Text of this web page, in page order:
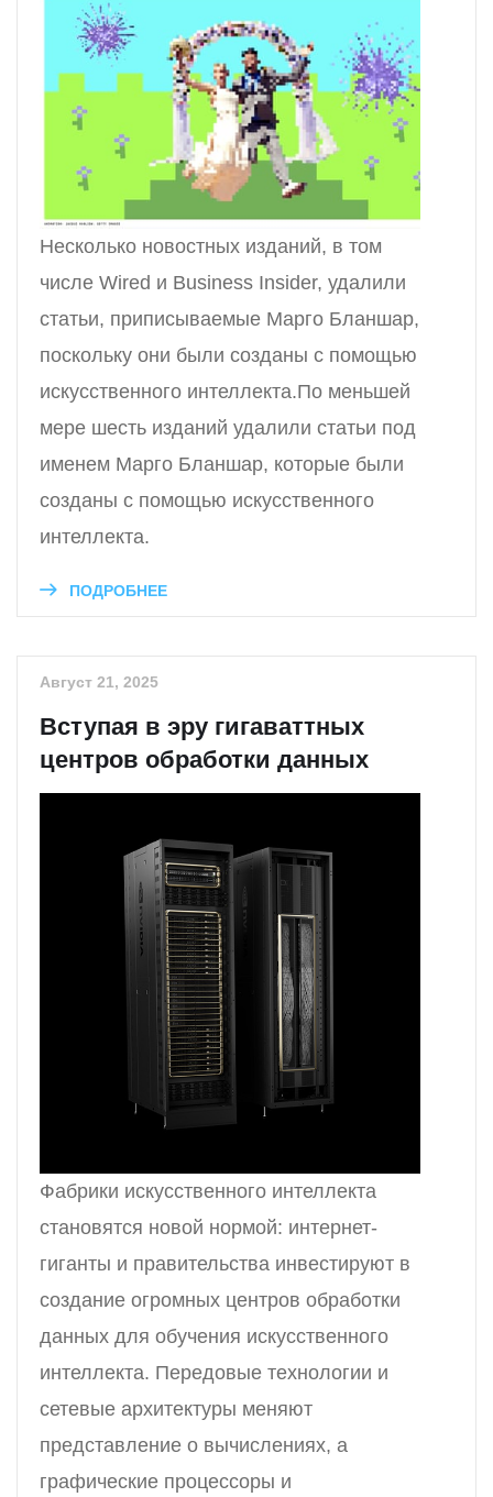
Несколько новостных изданий, в том
числе Wired и Business Insider, удалили
статьи, приписываемые Марго Бланшар,
поскольку они были созданы с помощью
искусственного интеллекта.По меньшей
мере шесть изданий удалили статьи под
именем Марго Бланшар, которые были
созданы с помощью искусственного
интеллекта.
ПОДРОБНЕЕ
Август 21, 2025
Вступая в эру гигаваттных
центров обработки данных
Фабрики искусственного интеллекта
становятся новой нормой: интернет-
гиганты и правительства инвестируют в
создание огромных центров обработки
данных для обучения искусственного
интеллекта. Передовые технологии и
сетевые архитектуры меняют
представление о вычислениях, а
графические процессоры и